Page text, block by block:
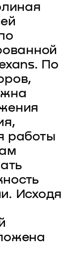
По
работы
Исходя